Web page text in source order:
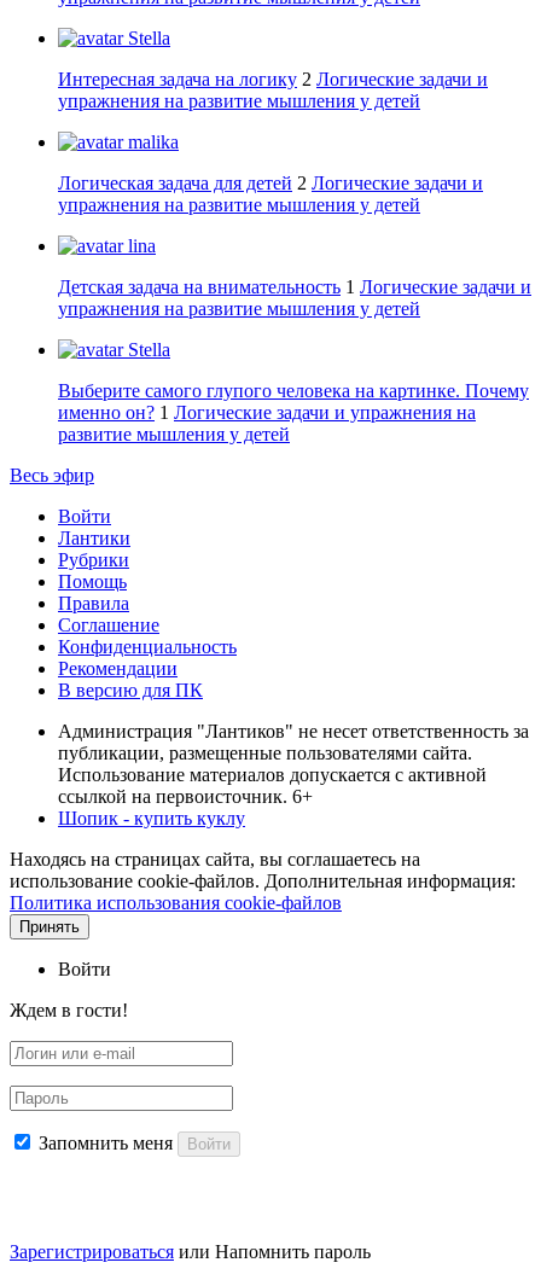
Stella
Интересная задача на логику 2 Логические задачи и
упражнения на развитие мышления у детей
malika
Логическая задача для детей 2 Логические задачи и
упражнения на развитие мышления у детей
lina
Детская задача на внимательность 1 Логические задачи и
упражнения на развитие мышления у детей
Stella
Выберите самого глупого человека на картинке. Почему
именно он? 1 Логические задачи и упражнения на
развитие мышления у детей
Весь эфир
Войти
Лантики
Рубрики
Помощь
Правила
Соглашение
Конфиденциальность
Рекомендации
В версию для ПК
Администрация "Лантиков" не несет ответственность за
публикации, размещенные пользователями сайта.
Использование материалов допускается с активной
ссылкой на первоисточник. 6+
Шопик - купить куклу
Находясь на страницах сайта, вы соглашаетесь на
использование cookie-файлов. Дополнительная информация:
Политика использования cookie-файлов
Принять
Войти
Ждем в гости!
Запомнить меня Войти
Зарегистрироваться или Напомнить пароль